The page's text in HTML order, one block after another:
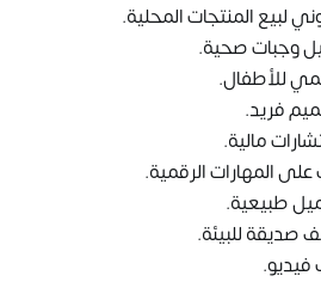
لبيع المنتجات المحلية.
وجبات صحية.
للأطفال.
فريد.
مالية.
المهارات الرقمية.
طبيعية.
صديقة للبيئة.
فيديو.